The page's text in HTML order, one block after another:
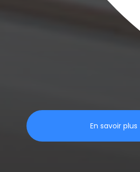
En savoir plus